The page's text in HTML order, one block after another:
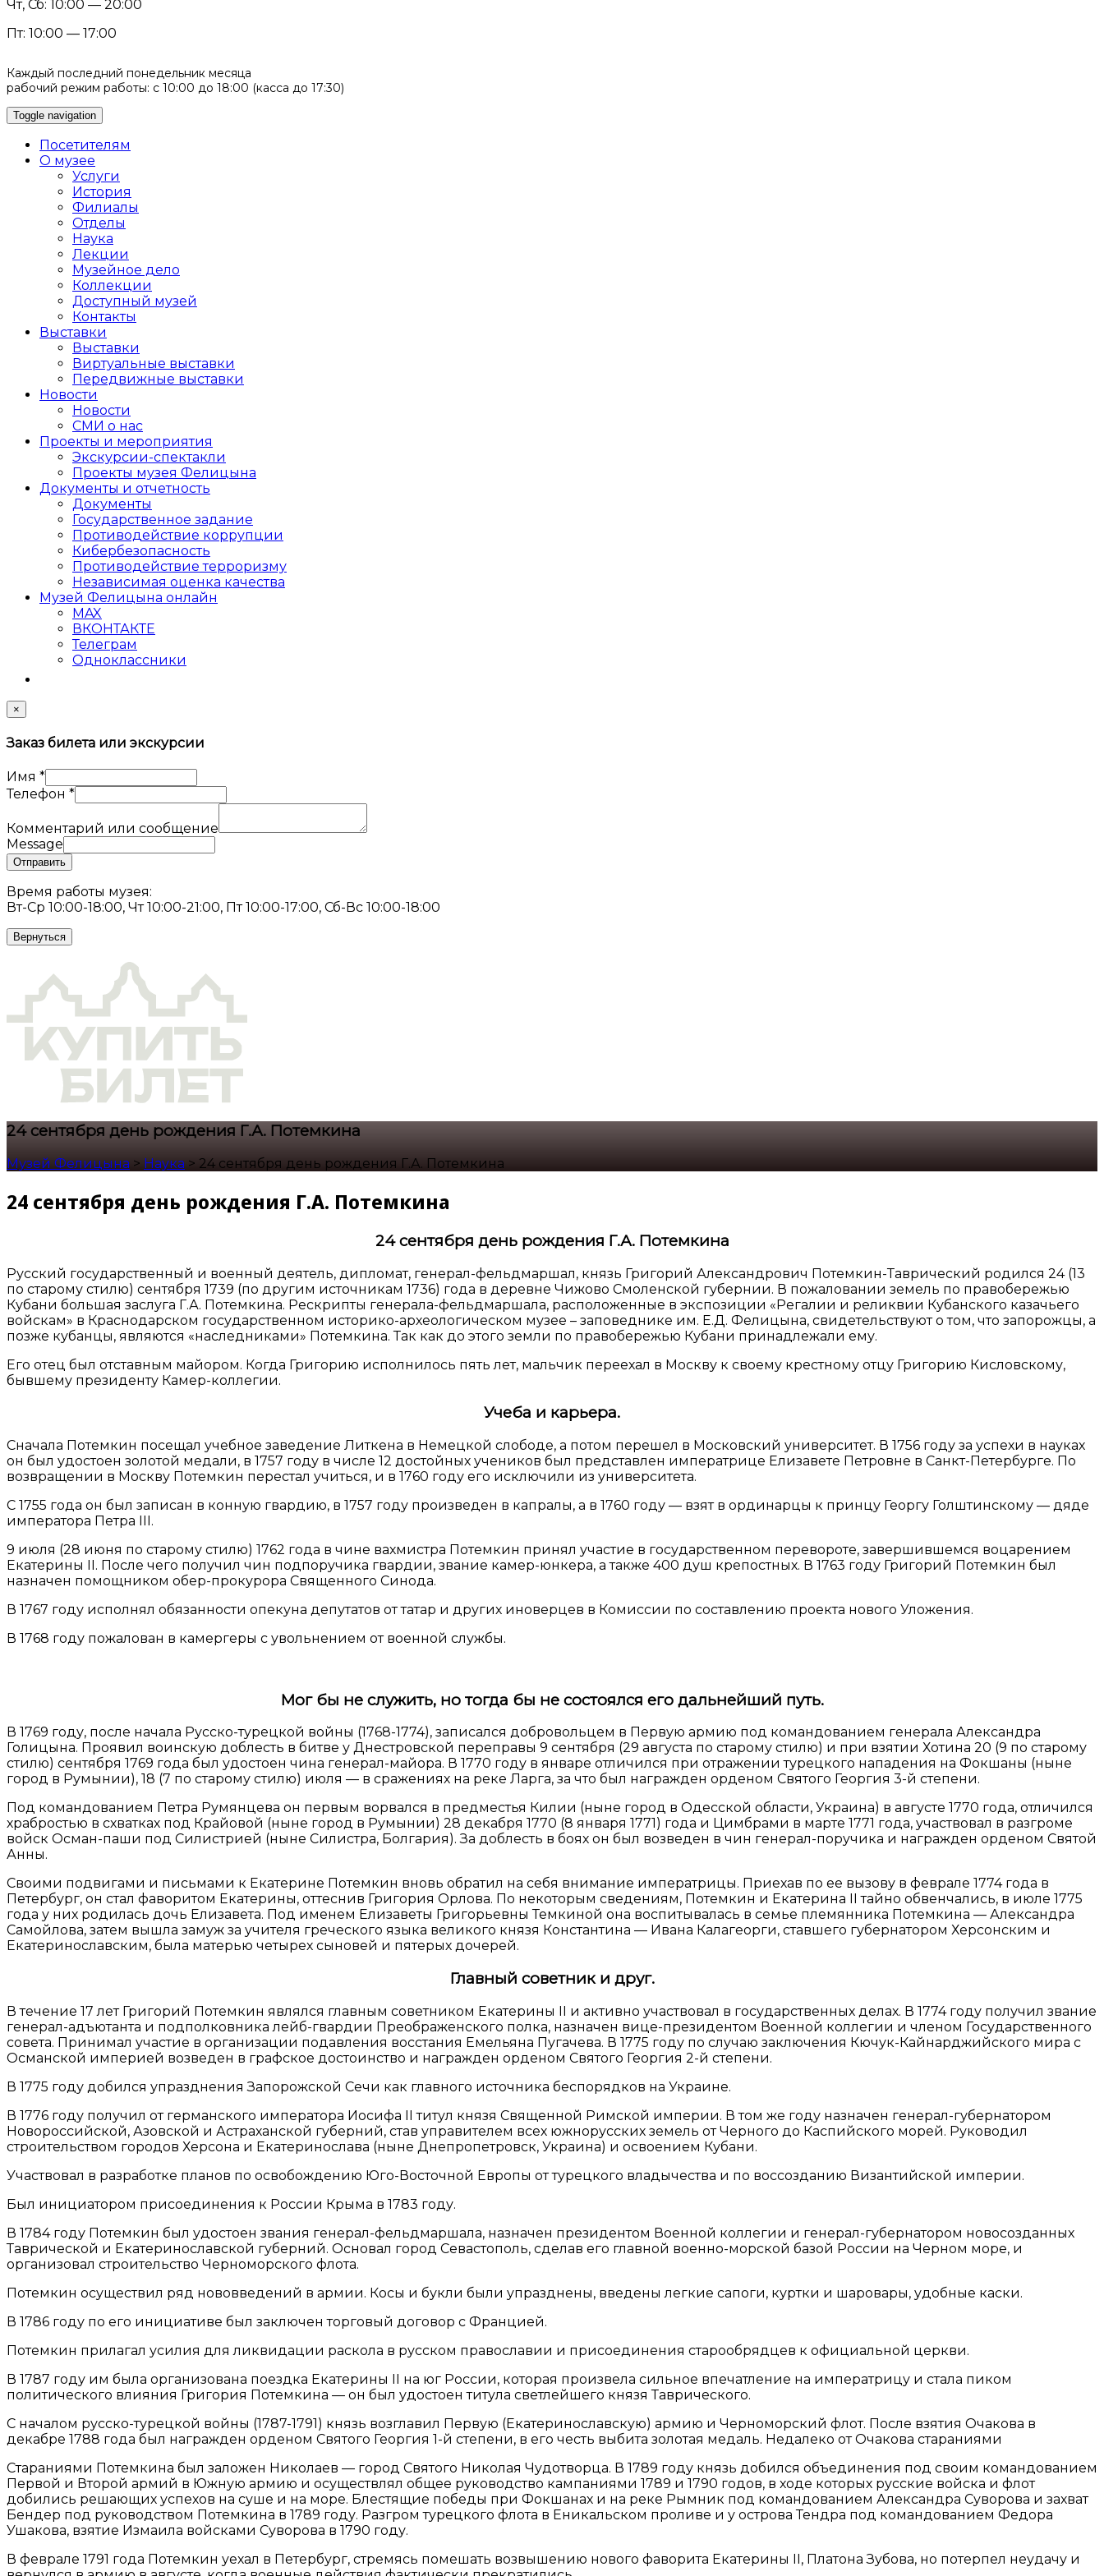
Чт, Сб: 10:00 — 20:00
Пт: 10:00 — 17:00
Каждый последний понедельник месяца
рабочий режим работы: с 10:00 до 18:00 (касса до 17:30)
Toggle navigation
Посетителям
О музее
Услуги
История
Филиалы
Отделы
Наука
Лекции
Музейное дело
Коллекции
Доступный музей
Контакты
Выставки
Выставки
Виртуальные выставки
Передвижные выставки
Новости
Новости
СМИ о нас
Проекты и мероприятия
Экскурсии-спектакли
Проекты музея Фелицына
Документы и отчетность
Документы
Государственное задание
Противодействие коррупции
Кибер­безопасность
Противодействие терроризму
Независимая оценка качества
Музей Фелицына онлайн
MAX
ВКОНТАКТЕ
Телеграм
Одноклассники
×
Заказ билета или экскурсии
Имя *
Телефон *
Комментарий или сообщение
Message
Отправить
Время работы музея:
Вт-Ср 10:00-18:00, Чт 10:00-21:00, Пт 10:00-17:00, Сб-Вс 10:00-18:00
Вернуться
24 сентября день рождения Г.А. Потемкина
Музей Фелицына > Наука > 24 сентября день рождения Г.А. Потемкина
24 сентября день рождения Г.А. Потемкина
24 сентября день рождения Г.А. Потемкина
Русский государственный и военный деятель, дипломат, генерал-фельдмаршал, князь Григорий Александрович Потемкин-Таврический родился 24 (13
по старому стилю) сентября 1739 (по другим источникам 1736) года в деревне Чижово Смоленской губернии. В пожаловании земель по правобережью
Кубани большая заслуга Г.А. Потемкина. Рескрипты генерала-фельдмаршала, расположенные в экспозиции «Регалии и реликвии Кубанского казачьего
войскам» в Краснодарском государственном историко-археологическом музее – заповеднике им. Е.Д. Фелицына, свидетельствуют о том, что запорожцы, а
позже кубанцы, являются «наследниками» Потемкина. Так как до этого земли по правобережью Кубани принадлежали ему.
Его отец был отставным майором. Когда Григорию исполнилось пять лет, мальчик переехал в Москву к своему крестному отцу Григорию Кисловскому,
бывшему президенту Камер-коллегии.
Учеба и карьера.
Сначала Потемкин посещал учебное заведение Литкена в Немецкой слободе, а потом перешел в Московский университет. В 1756 году за успехи в науках
он был удостоен золотой медали, в 1757 году в числе 12 достойных учеников был представлен императрице Елизавете Петровне в Санкт-Петербурге. По
возвращении в Москву Потемкин перестал учиться, и в 1760 году его исключили из университета.
С 1755 года он был записан в конную гвардию, в 1757 году произведен в капралы, а в 1760 году — взят в ординарцы к принцу Георгу Голштинскому — дяде
императора Петра III.
9 июля (28 июня по старому стилю) 1762 года в чине вахмистра Потемкин принял участие в государственном перевороте, завершившемся воцарением
Екатерины II. После чего получил чин подпоручика гвардии, звание камер-юнкера, а также 400 душ крепостных. В 1763 году Григорий Потемкин был
назначен помощником обер-прокурора Священного Синода.
В 1767 году исполнял обязанности опекуна депутатов от татар и других иноверцев в Комиссии по составлению проекта нового Уложения.
В 1768 году пожалован в камергеры с увольнением от военной службы.
Мог бы не служить, но тогда бы не состоялся его дальнейший путь.
В 1769 году, после начала Русско-турецкой войны (1768-1774), записался добровольцем в Первую армию под командованием генерала Александра
Голицына. Проявил воинскую доблесть в битве у Днестровской переправы 9 сентября (29 августа по старому стилю) и при взятии Хотина 20 (9 по старому
стилю) сентября 1769 года был удостоен чина генерал-майора. В 1770 году в январе отличился при отражении турецкого нападения на Фокшаны (ныне
город в Румынии), 18 (7 по старому стилю) июля — в сражениях на реке Ларга, за что был награжден орденом Святого Георгия 3-й степени.
Под командованием Петра Румянцева он первым ворвался в предместья Килии (ныне город в Одесской области, Украина) в августе 1770 года, отличился
храбростью в схватках под Крайовой (ныне город в Румынии) 28 декабря 1770 (8 января 1771) года и Цимбрами в марте 1771 года, участвовал в разгроме
войск Осман-паши под Силистрией (ныне Силистра, Болгария). За доблесть в боях он был возведен в чин генерал-поручика и награжден орденом Святой
Анны.
Своими подвигами и письмами к Екатерине Потемкин вновь обратил на себя внимание императрицы. Приехав по ее вызову в феврале 1774 года в
Петербург, он стал фаворитом Екатерины, оттеснив Григория Орлова. По некоторым сведениям, Потемкин и Екатерина II тайно обвенчались, в июле 1775
года у них родилась дочь Елизавета. Под именем Елизаветы Григорьевны Темкиной она воспитывалась в семье племянника Потемкина — Александра
Самойлова, затем вышла замуж за учителя греческого языка великого князя Константина — Ивана Калагеорги, ставшего губернатором Херсонским и
Екатеринославским, была матерью четырех сыновей и пятерых дочерей.
Главный советник и друг.
В течение 17 лет Григорий Потемкин являлся главным советником Екатерины II и активно участвовал в государственных делах. В 1774 году получил звание
генерал-адъютанта и подполковника лейб-гвардии Преображенского полка, назначен вице-президентом Военной коллегии и членом Государственного
совета. Принимал участие в организации подавления восстания Емельяна Пугачева. В 1775 году по случаю заключения Кючук-Кайнарджийского мира с
Османской империей возведен в графское достоинство и награжден орденом Святого Георгия 2-й степени.
В 1775 году добился упразднения Запорожской Сечи как главного источника беспорядков на Украине.
В 1776 году получил от германского императора Иосифа II титул князя Священной Римской империи. В том же году назначен генерал-губернатором
Новороссийской, Азовской и Астраханской губерний, став управителем всех южнорусских земель от Черного до Каспийского морей. Руководил
строительством городов Херсона и Екатеринослава (ныне Днепропетровск, Украина) и освоением Кубани.
Участвовал в разработке планов по освобождению Юго-Восточной Европы от турецкого владычества и по воссозданию Византийской империи.
Был инициатором присоединения к России Крыма в 1783 году.
В 1784 году Потемкин был удостоен звания генерал-фельдмаршала, назначен президентом Военной коллегии и генерал-губернатором новосозданных
Таврической и Екатеринославской губерний. Основал город Севастополь, сделав его главной военно-морской базой России на Черном море, и
организовал строительство Черноморского флота.
Потемкин осуществил ряд нововведений в армии. Косы и букли были упразднены, введены легкие сапоги, куртки и шаровары, удобные каски.
В 1786 году по его инициативе был заключен торговый договор с Францией.
Потемкин прилагал усилия для ликвидации раскола в русском православии и присоединения старообрядцев к официальной церкви.
В 1787 году им была организована поездка Екатерины II на юг России, которая произвела сильное впечатление на императрицу и стала пиком
политического влияния Григория Потемкина — он был удостоен титула светлейшего князя Таврического.
С началом русско-турецкой войны (1787-1791) князь возглавил Первую (Екатеринославскую) армию и Черноморский флот. После взятия Очакова в
декабре 1788 года был награжден орденом Святого Георгия 1-й степени, в его честь выбита золотая медаль. Недалеко от Очакова стараниями
Стараниями Потемкина был заложен Николаев — город Святого Николая Чудотворца. В 1789 году князь добился объединения под своим командованием
Первой и Второй армий в Южную армию и осуществлял общее руководство кампаниями 1789 и 1790 годов, в ходе которых русские войска и флот
добились решающих успехов на суше и на море. Блестящие победы при Фокшанах и на реке Рымник под командованием Александра Суворова и захват
Бендер под руководством Потемкина в 1789 году. Разгром турецкого флота в Еникальском проливе и у острова Тендра под командованием Федора
Ушакова, взятие Измаила войсками Суворова в 1790 году.
В феврале 1791 года Потемкин уехал в Петербург, стремясь помешать возвышению нового фаворита Екатерины II, Платона Зубова, но потерпел неудачу и